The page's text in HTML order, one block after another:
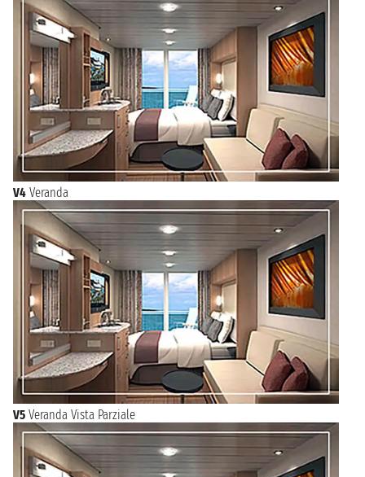
V4 Veranda
V5 Veranda Vista Parziale